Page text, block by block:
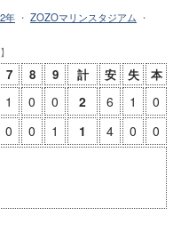
年 ・ ZOZOマリンスタジアム ・
】
7 8 9 計 安 失 本
1 0 0 2 6 1 0
0 0 1 1 4 0
0